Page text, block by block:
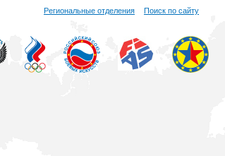
Региональные отделения Поиск по сайту